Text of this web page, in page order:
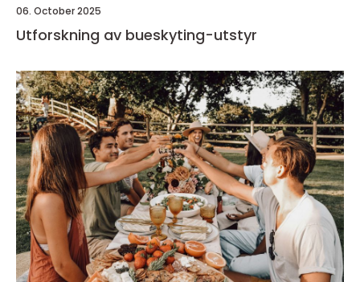
06. October 2025
Utforskning av bueskyting-utstyr